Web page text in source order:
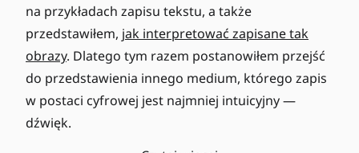
na przykładach zapisu tekstu, a także
przedstawiłem, jak interpretować zapisane tak
obrazy. Dlatego tym razem postanowiłem przejść
do przedstawienia innego medium, którego zapis
w postaci cyfrowej jest najmniej intuicyjny —
dźwięk.